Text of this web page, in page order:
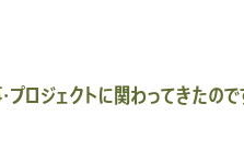
ロジェクトに関わってきたので